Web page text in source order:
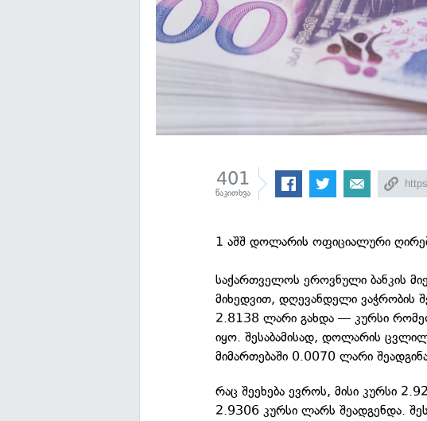
401
წაკითხვა
1 აშშ დოლარის ოფიციალური
საქართველოს ეროვნული ბანკის
მიხედვით, დღევანდელი ვაჭრობის
2.8138 ლარი გახდა — კურსი
იყო. შესაბამისად, დოლარის
მიმართებაში 0.0070 ლარი
რაც შეეხება ევროს, მისი კურსი
2.9306 კურსი ლარს შეადგენდა.